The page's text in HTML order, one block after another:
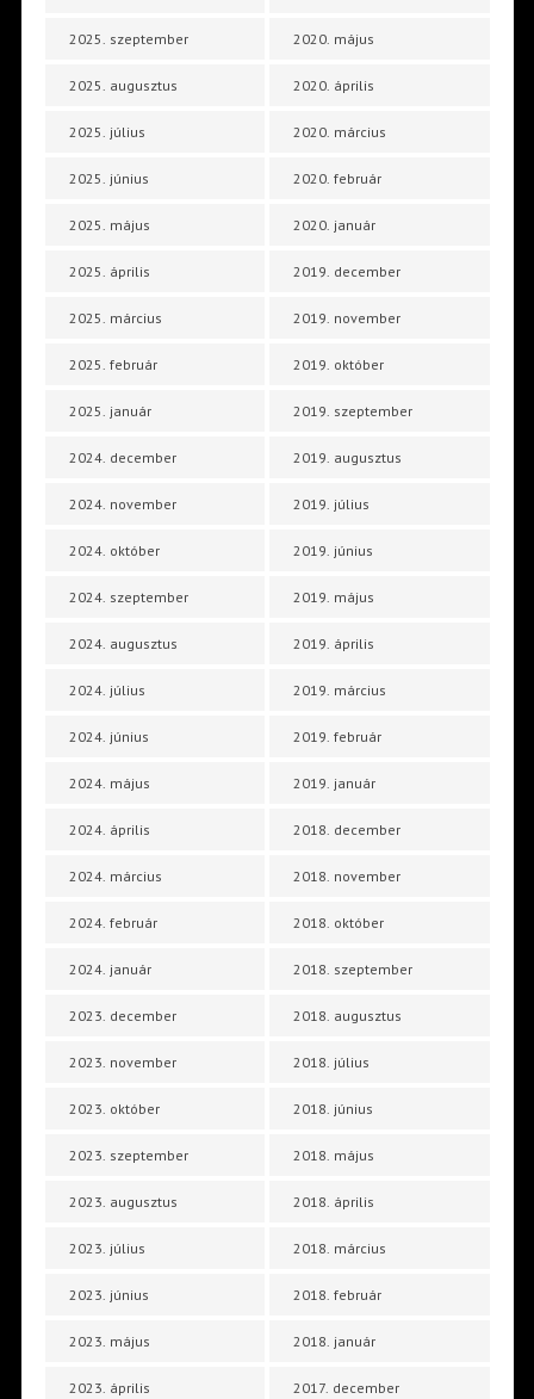
2025. szeptember
2025. augusztus
2025. július
2025. június
2025. május
2025. április
2025. március
2025. február
2025. január
2024. december
2024. november
2024. október
2024. szeptember
2024. augusztus
2024. július
2024. június
2024. május
2024. április
2024. március
2024. február
2024. január
2023. december
2023. november
2023. október
2023. szeptember
2023. augusztus
2023. július
2023. június
2023. május
2023. április
2020. május
2020. április
2020. március
2020. február
2020. január
2019. december
2019. november
2019. október
2019. szeptember
2019. augusztus
2019. július
2019. június
2019. május
2019. április
2019. március
2019. február
2019. január
2018. december
2018. november
2018. október
2018. szeptember
2018. augusztus
2018. július
2018. június
2018. május
2018. április
2018. március
2018. február
2018. január
2017. december